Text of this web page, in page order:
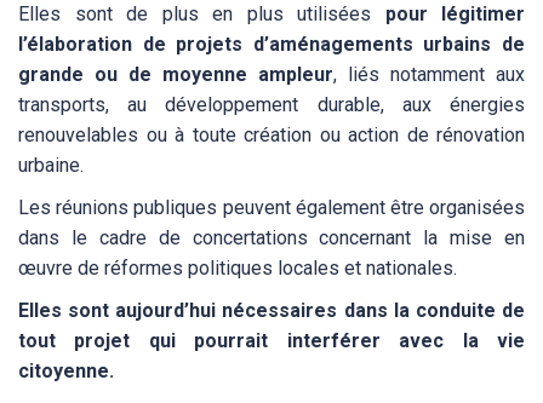
Elles sont de plus en plus utilisées pour légitimer
l’élaboration de projets d’aménagements urbains de
grande ou de moyenne ampleur, liés notamment aux
transports, au développement durable, aux énergies
renouvelables ou à toute création ou action de rénovation
urbaine.
Les réunions publiques peuvent également être organisées
dans le cadre de concertations concernant la mise en
œuvre de réformes politiques locales et nationales.
Elles sont aujourd’hui nécessaires dans la conduite de
tout projet qui pourrait interférer avec la vie
citoyenne.